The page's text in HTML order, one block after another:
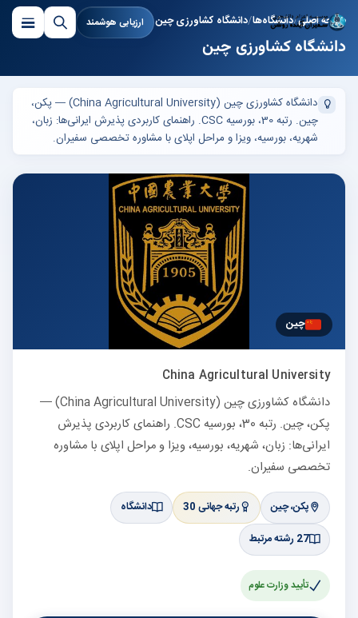
ارزیابی هوشمند صفحه اصلی دانشگاه‌ها دانشگاه کشاورزی چین
دانشگاه کشاورزی چین
دانشگاه کشاورزی چین (China Agricultural University) — پکن،
چین. رتبه 30، بورسیه CSC. راهنمای کاربردی پذیرش ایرانی‌ها: زبان،
شهریه، بورسیه، ویزا و مراحل اپلای با مشاوره تخصصی سفیران.
China Agricultural University
دانشگاه کشاورزی چین (China Agricultural University) —
پکن، چین. رتبه 30، بورسیه CSC. راهنمای کاربردی پذیرش
ایرانی‌ها: زبان، شهریه، بورسیه، ویزا و مراحل اپلای با مشاوره
تخصصی سفیران.
پکن، چین رتبه جهانی 30
دانشگاه
27 رشته مرتبط
تأیید وزارت علوم
چین